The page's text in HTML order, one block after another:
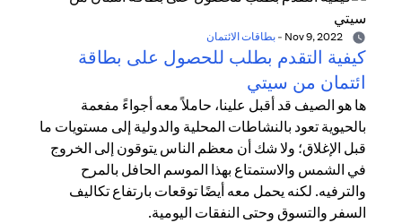
- بطاقات الائتمان
كيفية التقدم بطلب للحصول على بطاقة
ائتمان من سيتي
ها هو الصيف قد أقبل علينا، حاملاً معه أجواءً مفعمة
بالحيوية تعود بالنشاطات المحلية والدولية إلى مستويات ما
قبل الإغلاق؛ ولا شك أن معظم الناس يتوقون إلى الخروج
في الشمس والاستمتاع بهذا الموسم الحافل بالمرح
والترفيه. لكنه يحمل معه أيضًا توقعات بارتفاع تكاليف
السفر والتسوق وحتى النفقات اليومية.